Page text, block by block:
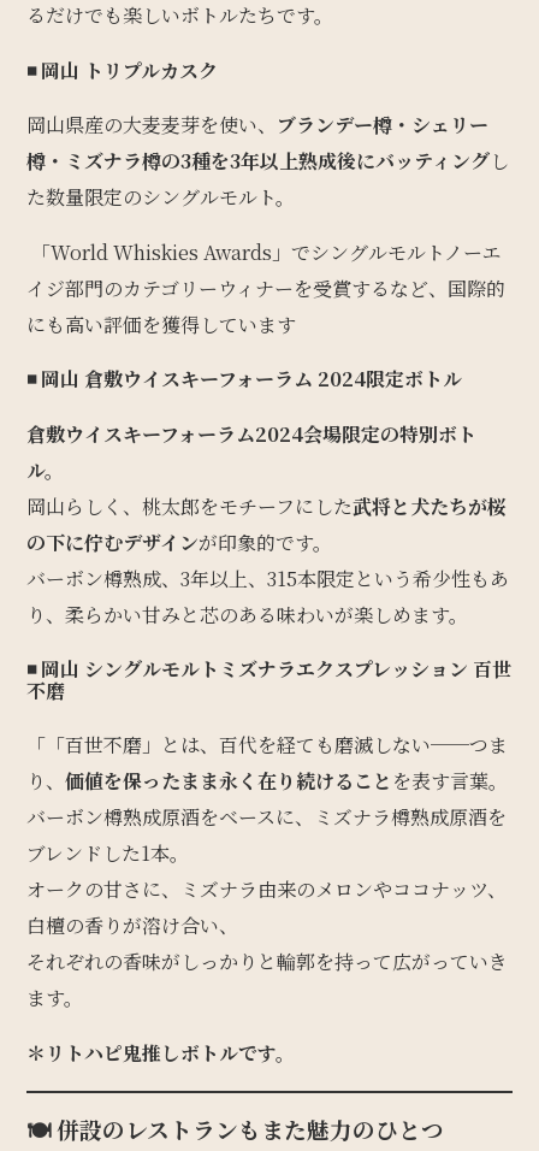
るだけでも楽しいボトルたちです。
◾️ 岡山 トリプルカスク
岡山県産の大麦麦芽を使い、 ブランデー樽・シェリー
樽・ミズナラ樽の3種を3年以上熟成後にバッティングし
た数量限定のシングルモルト。
「World Whiskies Awards」でシングルモルトノーエ
イジ部門のカテゴリーウィナーを受賞するなど、国際的
にも高い評価を獲得しています
◾️ 岡山 倉敷ウイスキーフォーラム 2024限定ボトル
倉敷ウイスキーフォーラム2024会場限定の特別ボト
ル。
岡山らしく、桃太郎をモチーフにした武将と犬たちが桜
の下に佇むデザインが印象的です。
バーボン樽熟成、3年以上、315本限定という希少性もあ
り、柔らかい甘みと芯のある味わいが楽しめます。
◾️岡山 シングルモルトミズナラエクスプレッション 百世
不磨
「「百世不磨」とは、百代を経ても磨滅しない──つま
り、価値を保ったまま永く在り続けること を表す言葉。
バーボン樽熟成原酒をベースに、ミズナラ樽熟成原酒を
ブレンドした1本。
オークの甘さに、ミズナラ由来のメロンやココナッツ、
白檀の香りが溶け合い、
それぞれの香味がしっかりと輪郭を持って広がっていき
ます。
＊リトハピ鬼推しボトルです。
🍽 併設のレストランもまた魅力のひとつ